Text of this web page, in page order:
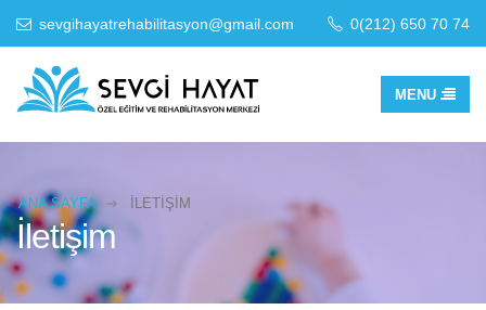
sevgihayatrehabilitasyon@gmail.com
0(212) 650 70 74
ANA SAYFA İLETIŞIM
İletişim